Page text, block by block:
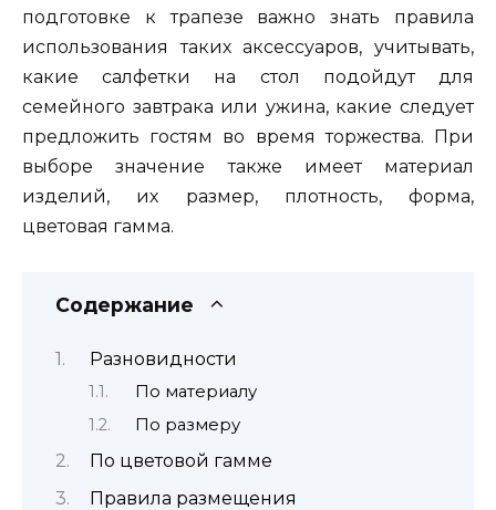
подготовке к трапезе важно знать правила
использования таких аксессуаров, учитывать,
какие салфетки на стол подойдут для
семейного завтрака или ужина, какие следует
предложить гостям во время торжества. При
выборе значение также имеет материал
изделий, их размер, плотность, форма,
цветовая гамма.
Содержание
Разновидности
По материалу
По размеру
По цветовой гамме
Правила размещения